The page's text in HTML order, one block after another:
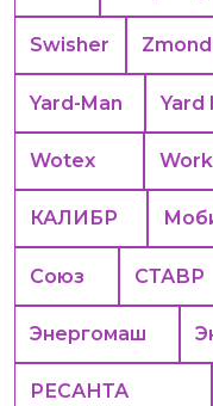
Swisher
Yard-Man Yard
Wotex
КАЛИБР
Союз СТАВР
Энергомаш
РЕСАНТА